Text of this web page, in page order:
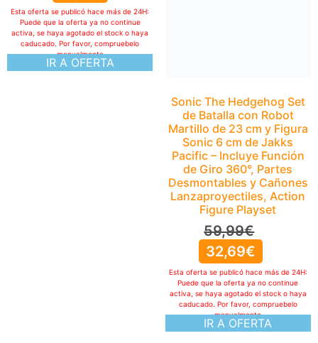
IR A OFERTA
Esta oferta se publicó hace más de 24H:
Puede que la oferta ya no continue
activa, se haya agotado el stock o haya
caducado. Por favor, compruebelo
manualmente
Sonic The Hedgehog Set
de Batalla con Robot
Martillo de 23 cm y Figura
Sonic 6 cm de Jakks
Pacific – Incluye Función
de Giro 360°, Partes
Desmontables y Cañones
Lanzaproyectiles, Action
Figure Playset
59,99€
32,69€
IR A OFERTA
Esta oferta se publicó hace más de 24H:
Puede que la oferta ya no continue
activa, se haya agotado el stock o haya
caducado. Por favor, compruebelo
manualmente